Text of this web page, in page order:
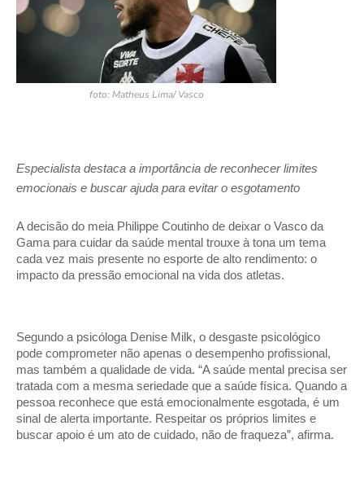
foto: Matheus Lima/ Vasco
Especialista destaca a importância de reconhecer limites
emocionais e buscar ajuda para evitar o esgotamento
A decisão do meia Philippe Coutinho de deixar o Vasco da
Gama para cuidar da saúde mental trouxe à tona um tema
cada vez mais presente no esporte de alto rendimento: o
impacto da pressão emocional na vida dos atletas.
Segundo a psicóloga Denise Milk, o desgaste psicológico
pode comprometer não apenas o desempenho profissional,
mas também a qualidade de vida. “A saúde mental precisa ser
tratada com a mesma seriedade que a saúde física. Quando a
pessoa reconhece que está emocionalmente esgotada, é um
sinal de alerta importante. Respeitar os próprios limites e
buscar apoio é um ato de cuidado, não de fraqueza”, afirma.